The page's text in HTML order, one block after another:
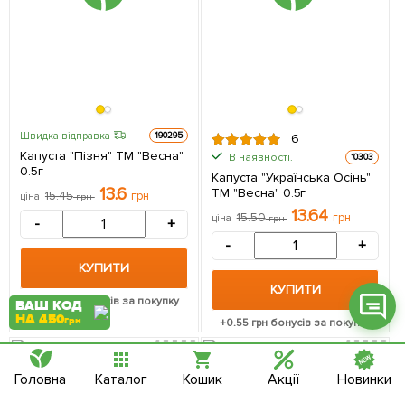
Швидка відправка 190295
Капуста "Пізня" ТМ "Весна"
0.5г
ціна 15.45грн 13.6 грн
- +
КУПИТИ
+0.54грн бонусів за покупку
6
В наявності. 10303
Капуста "Українська Осінь"
ТМ "Весна" 0.5г
ціна 15.50грн 13.64 грн
- +
КУПИТИ
+0.55 грн бонусів за покупку
Вайбер
Інстаграм
Онлайн чат
ВАШ КОД
НА 450грн
Головна Каталог Кошик Акції Новинки